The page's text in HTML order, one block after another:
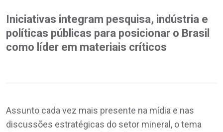
Iniciativas integram pesquisa, indústria e
políticas públicas para posicionar o Brasil
como líder em materiais críticos
Assunto cada vez mais presente na mídia e nas
discussões estratégicas do setor mineral, o tema